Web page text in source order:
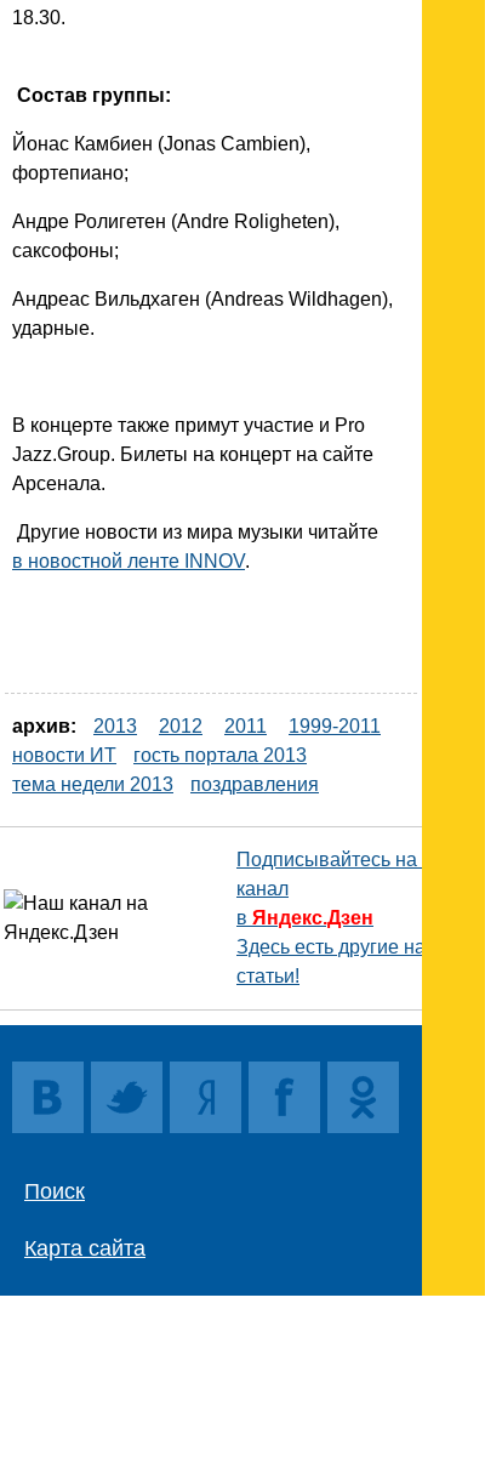
18.30.
Состав группы:
Йонас Камбиен (Jonas Cambien),
фортепиано;
Андре Ролигетен (Andre Roligheten),
саксофоны;
Андреас Вильдхаген (Andreas Wildhagen),
ударные.
В концерте также примут участие и Pro
Jazz.Group. Билеты на концерт на сайте
Арсенала.
Другие новости из мира музыки читайте
в новостной ленте INNOV.
архив: 2013 2012 2011
1999-2011
новости ИТ
гость портала 2013
тема недели 2013
поздравления
Подписывайтесь на наш
канал
в Яндекс.Дзен
Здесь есть другие наши
статьи!
Поиск
Карта сайта